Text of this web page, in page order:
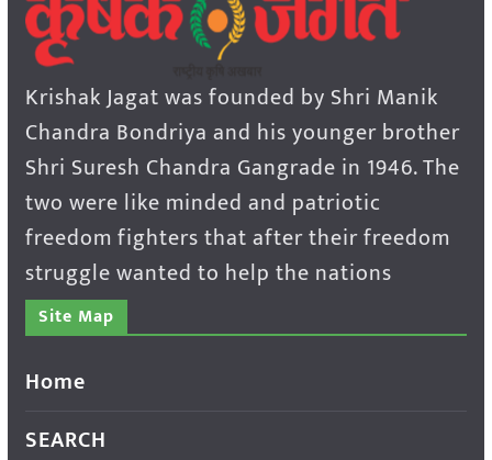
Krishak Jagat was founded by Shri Manik
Chandra Bondriya and his younger brother
Shri Suresh Chandra Gangrade in 1946. The
two were like minded and patriotic
freedom fighters that after their freedom
struggle wanted to help the nations
Site Map
Home
SEARCH